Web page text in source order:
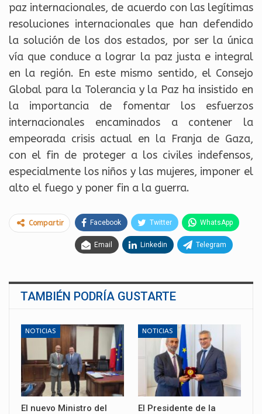
paz internacionales, de acuerdo con las legítimas
resoluciones internacionales que han defendido
la solución de los dos estados, por ser la única
vía que conduce a lograr la paz justa e integral
en la región. En este mismo sentido, el Consejo
Global para la Tolerancia y la Paz ha insistido en
la importancia de fomentar los esfuerzos
internacionales encaminados a contener la
empeorada crisis actual en la Franja de Gaza,
con el fin de proteger a los civiles indefensos,
especialmente los niños y las mujeres, imponer el
alto el fuego y poner fin a la guerra.
Compartir Facebook Twitter WhatsApp
Email Linkedin Telegram
TAMBIÉN PODRÍA GUSTARTE
NOTICIAS
El nuevo Ministro del
NOTICIAS
El Presidente de la